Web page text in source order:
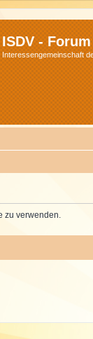
ISDV - Forum
Interessengemeinschaft
zu verwenden.